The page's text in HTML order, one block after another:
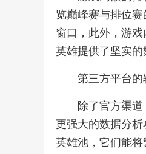
览巅峰赛与排位
窗口，此外，游
英雄提供了坚实的
第三方平台
除了官方渠
更强大的数据分
英雄池，它们能